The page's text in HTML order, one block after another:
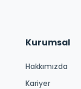
Kurumsal
Hakkımızda
Kariyer